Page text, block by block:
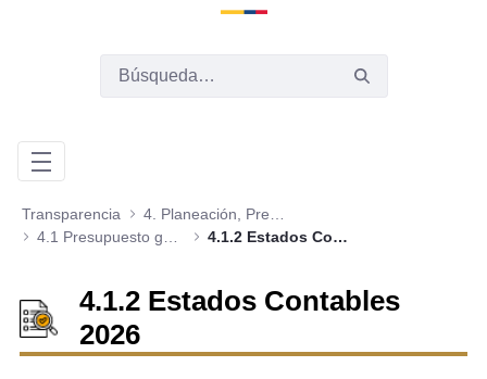
Transparencia
4.1.2 Estados Contables
4.1.2 Estados Contables
2026